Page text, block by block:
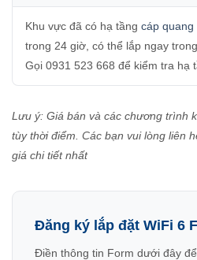
Khu vực đã có hạ tầng cáp quang
trong 24 giờ, có thể lắp ngay
Gọi 0931 523 668 để kiểm tra hạ
Lưu ý: Giá bán và các chương trình
tùy thời điểm. Các bạn vui lòng liên
giá chi tiết nhất
Đăng ký lắp đặt WiFi 6
Điền thông tin Form dưới đây